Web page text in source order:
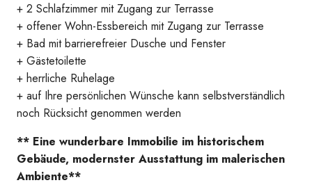
+ 2 Schlafzimmer mit Zugang zur Terrasse
+ offener Wohn-Essbereich mit Zugang zur Terrasse
+ Bad mit barrierefreier Dusche und Fenster
+ Gästetoilette
+ herrliche Ruhelage
+ auf Ihre persönlichen Wünsche kann selbstverständlich
noch Rücksicht genommen werden
** Eine wunderbare Immobilie im historischem
Gebäude, modernster Ausstattung im malerischen
Ambiente**